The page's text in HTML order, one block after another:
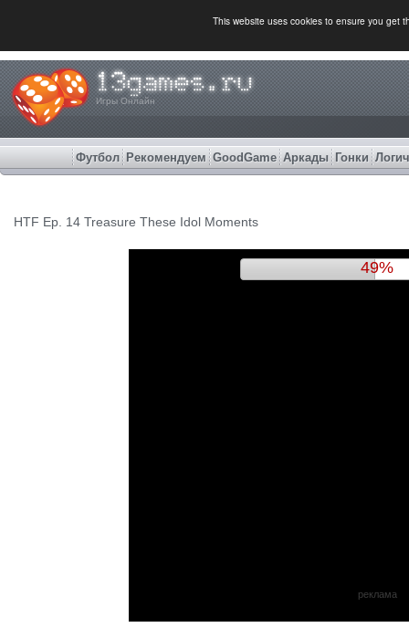
This website uses cookies to ensure you get
Игры Онлайн
Футбол Рекомендуем GoodGame Аркады Гонки
HTF Ep. 14 Treasure These Idol Moments
52%
реклама